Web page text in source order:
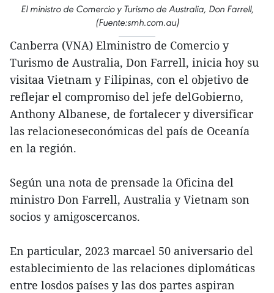
El ministro de Comercio y Turismo de Australia, Don Farrell,
(Fuente:smh.com.au)
Canberra (VNA) Elministro de Comercio y
Turismo de Australia, Don Farrell, inicia hoy su
visitaa Vietnam y Filipinas, con el objetivo de
reflejar el compromiso del jefe delGobierno,
Anthony Albanese, de fortalecer y diversificar
las relacioneseconómicas del país de Oceanía
en la región.
Según una nota de prensade la Oficina del
ministro Don Farrell, Australia y Vietnam son
socios y amigoscercanos.
En particular, 2023 marcael 50 aniversario del
establecimiento de las relaciones diplomáticas
entre losdos países y las dos partes aspiran